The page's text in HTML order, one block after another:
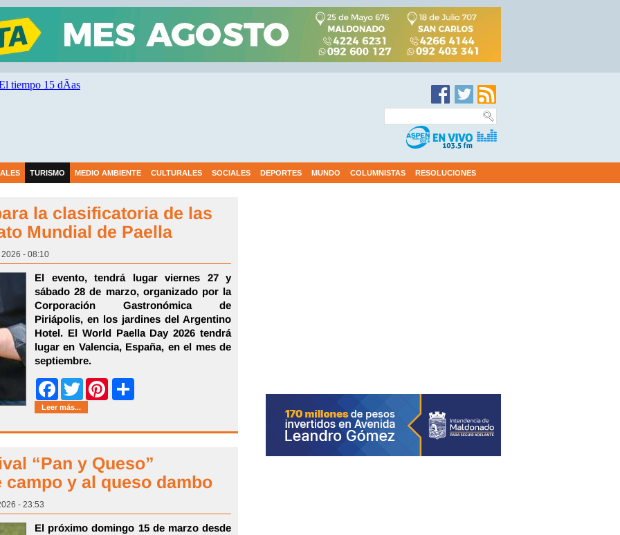
TURISMO MEDIO AMBIENTE CULTURALES SOCIALES DEPORTES MUNDO COLUMNISTAS RESOLUCIONES
la clasificatoria de las
Mundial de Paella
- 08:10
El evento, tendrá lugar viernes 27 y
sábado 28 de marzo, organizado por la
Corporación Gastronómica de
Piriápolis, en los jardines del Argentino
Hotel. El World Paella Day 2026 tendrá
lugar en Valencia, España, en el mes de
septiembre.
FacebookTwitter Pinterest
Leer más...
“Pan y Queso”
campo y al queso dambo
- 23:53
El próximo domingo 15 de marzo desde